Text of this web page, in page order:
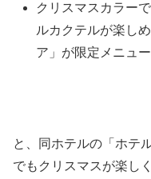
クリスマスカラー
ルカクテルが楽し
ア」が限定メニュ
と、同ホテルの「ホテ
でもクリスマスが楽し